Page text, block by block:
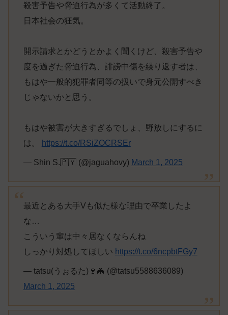
殺害予告や脅迫行為が多くて活動終了。
日本社会の狂気。
開示請求とかどうとかよく聞くけど、殺害予告や
度を過ぎた脅迫行為、誹謗中傷を繰り返す者は、
もはや一般的犯罪者同等の扱いで身元公開すべき
じゃないかと思う。
もはや被害が大きすぎるでしょ、野放しにするに
は。
https://t.co/RSiZOCRSEr
— Shin S.🇵🇾 (@jaguahovy) March 1, 2025
最近とある大手Vも似た様な理由で卒業したよ
な…
こういう輩は中々居なくならんね
しっかり対処してほしい https://t.co/6ncpbtFGy7
— tatsu(うぉるた)🍷🦇 (@tatsu5588636089)
March 1, 2025